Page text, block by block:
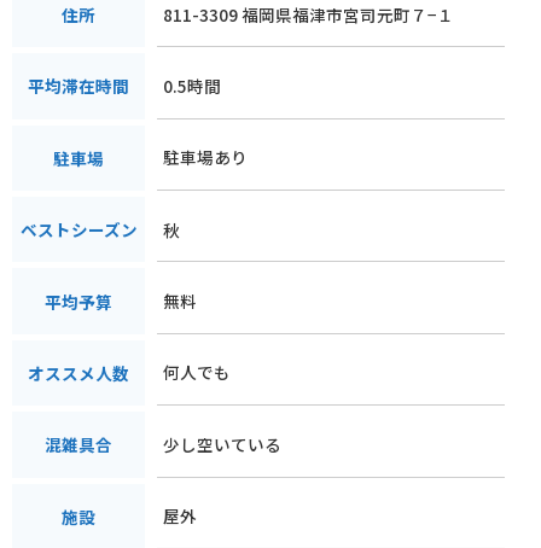
住所 811-3309 福岡県福津市宮司元町７−１
平均滞在時間 0.5時間
駐車場 駐車場あり
ベストシーズン 秋
平均予算 無料
オススメ人数 何人でも
混雑具合 少し空いている
施設 屋外